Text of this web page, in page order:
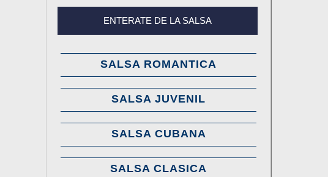
ENTERATE DE LA SALSA
SALSA ROMANTICA
SALSA JUVENIL
SALSA CUBANA
SALSA CLASICA